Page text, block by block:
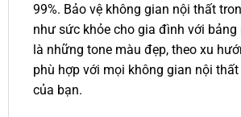
99%. Bảo vệ không gian nội thất
như sức khỏe cho gia đình với bảng
là những tone màu đẹp, theo xu
phù hợp với mọi không gian nội
của bạn.